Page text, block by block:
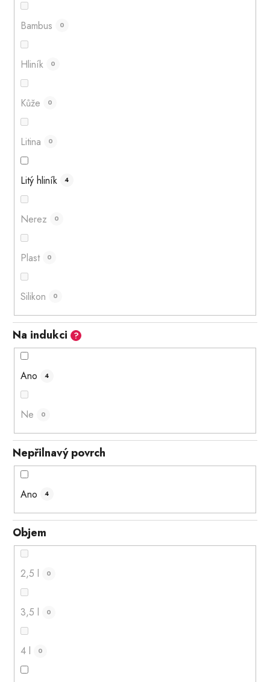
Bambus 0
Hliník 0
Kůže 0
Litina 0
Litý hliník 4
Nerez 0
Plast 0
Silikon 0
Na indukci ?
Ano 4
Ne 0
Nepřilnavý povrch
Ano 4
Objem
2,5 l 0
3,5 l 0
4 l 0